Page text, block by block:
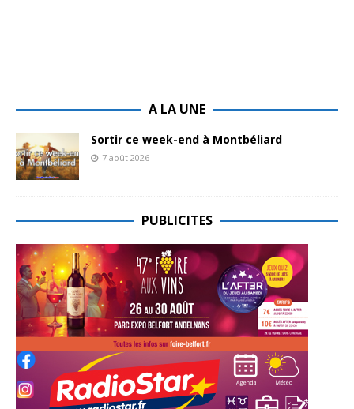
A LA UNE
Sortir ce week-end à Montbéliard
7 août 2026
PUBLICITES